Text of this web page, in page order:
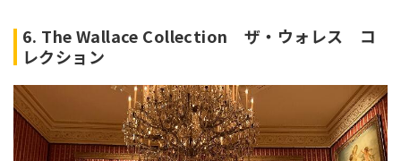
6. The Wallace Collection ザ・ウォレス コ
レクション